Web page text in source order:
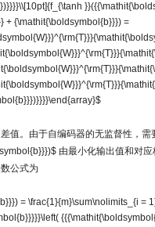
+ {\mathit{\boldsymbol{b}}}) =
值。由于自编码器的无监督性，需
由最小化输出值和对
公式为
= \frac{1}{m}\sum\nolimits_{i =